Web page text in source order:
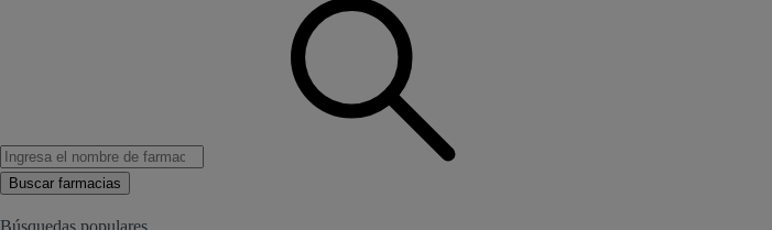
Buscar farmacias
Búsquedas populares